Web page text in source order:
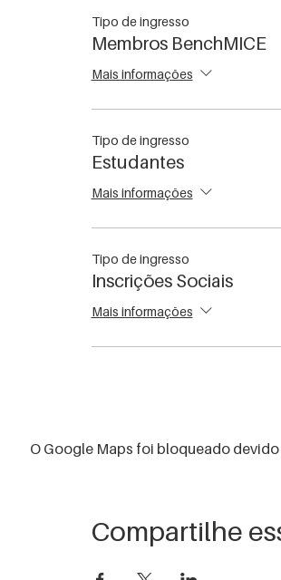
Tipo de ingresso
Membros BenchMICE
Mais informações
Tipo de ingresso
Estudantes
Mais informações
Tipo de ingresso
Inscrições Sociais
Mais informações
O Google Maps foi bloqueado
Compartilhe